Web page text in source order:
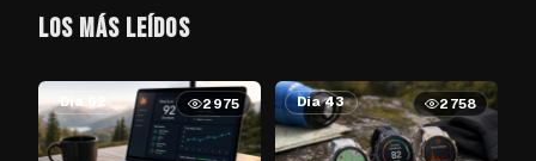
LOS MÁS LEÍDOS
Día 62 2975 Día 43 2758